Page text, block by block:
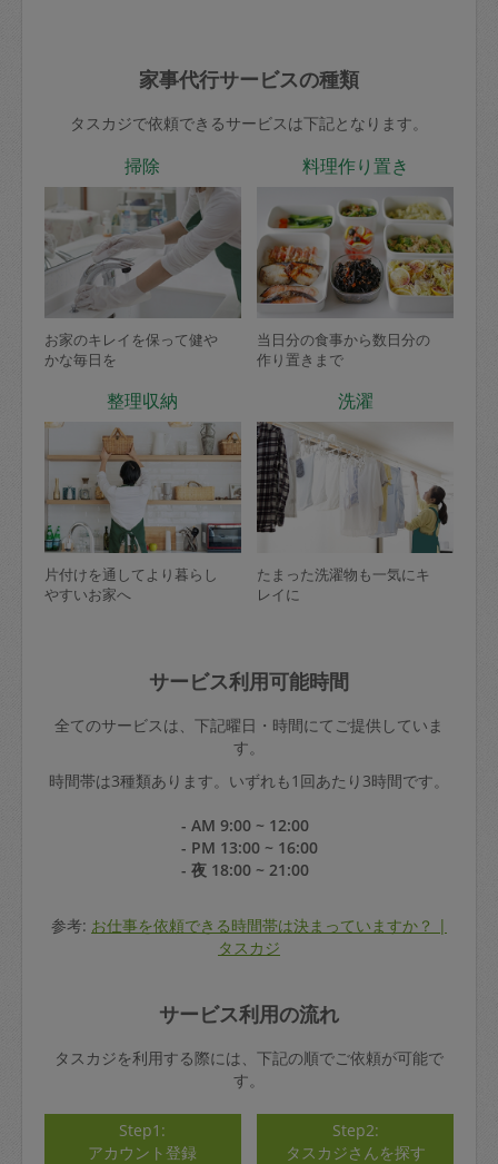
家事代行サービスの種類
タスカジで依頼できるサービスは下記となります。
掃除
お家のキレイを保って健や
かな毎日を
料理作り置き
当日分の食事から数日分の
作り置きまで
整理収納
片付けを通してより暮らし
やすいお家へ
洗濯
たまった洗濯物も一気にキ
レイに
サービス利用可能時間
全てのサービスは、下記曜日・時間にてご提供していま
す。
時間帯は3種類あります。いずれも1回あたり3時間です。
- AM 9:00 ~ 12:00
- PM 13:00 ~ 16:00
- 夜 18:00 ~ 21:00
参考: お仕事を依頼できる時間帯は決まっていますか？ |
タスカジ
サービス利用の流れ
タスカジを利用する際には、下記の順でご依頼が可能で
す。
Step1:
アカウント登録
Step2:
タスカジさんを探す